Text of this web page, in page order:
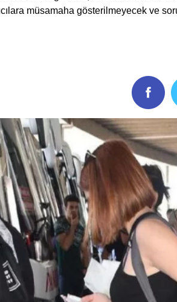
müsamaha gösterilmeyecek ve